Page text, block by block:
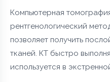
Компьютерная
рентгенологический
позволяет получить
тканей. КТ быстро
используется в